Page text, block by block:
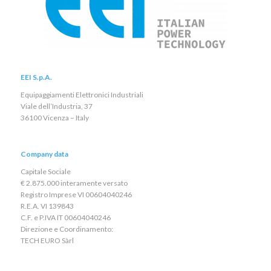
EEI S.p.A.
Equipaggiamenti Elettronici Industriali
Viale dell’Industria, 37
36100 Vicenza – Italy
Company data
Capitale Sociale
€ 2.875.000 interamente versato
Registro Imprese VI 00604040246
R.E.A. VI 139843
C.F. e P.IVA IT 00604040246
Direzione e Coordinamento:
TECH EURO Sàrl